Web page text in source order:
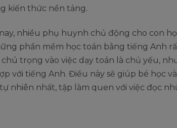
kiến thức nền tảng.
nhiều phụ huynh chủ động cho con
phần mềm học toán bằng tiếng Anh
chú trọng vào việc dạy toán là chủ yếu,
với tiếng Anh. Điều này sẽ giúp bé học
nhiên nhất, tập làm quen với việc đọc